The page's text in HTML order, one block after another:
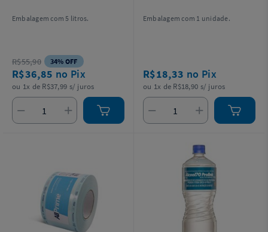
Embalagem com 5 litros.
R$55,90 34% OFF
R$36,85 no Pix
ou 1x de R$37,99 s/ juros
Embalagem com 1 unidade.
R$18,33 no Pix
ou 1x de R$18,90 s/ juros